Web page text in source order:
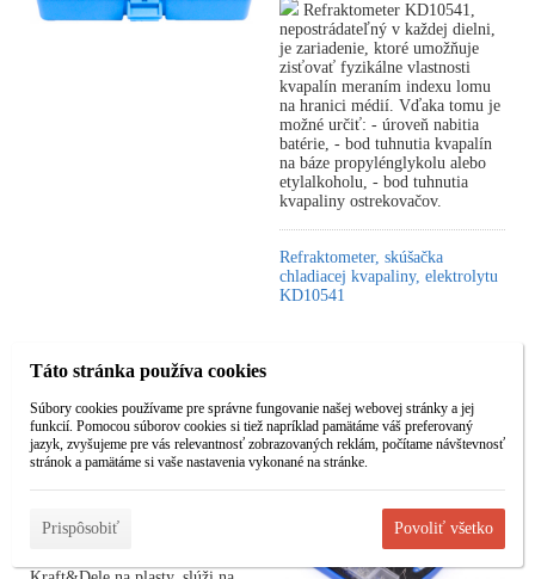
Refraktometer KD10541,
nepostrádateľný v každej dielni,
je zariadenie, ktoré umožňuje
zisťovať fyzikálne vlastnosti
kvapalín meraním indexu lomu
na hranici médií. Vďaka tomu je
možné určiť: - úroveň nabitia
batérie, - bod tuhnutia kvapalín
na báze propylénglykolu alebo
etylalkoholu, - bod tuhnutia
kvapaliny ostrekovačov.
Refraktometer, skúšačka
chladiacej kvapaliny, elektrolytu
KD10541
Zošívačka / zváračka na
plasty KD864
Táto stránka používa cookies
Súbory cookies používame pre správne fungovanie našej webovej stránky a jej
funkcií. Pomocou súborov cookies si tiež napríklad pamätáme váš preferovaný
jazyk, zvyšujeme pre vás relevantnosť zobrazovaných reklám, počítame návštevnosť
stránok a pamätáme si vaše nastavenia vykonané na stránke.
Prispôsobiť Povoliť všetko